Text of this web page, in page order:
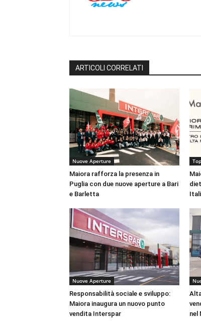
ARTICOLI CORRELATI
Nuove Aperture
Maiora rafforza la presenza in
Puglia con due nuove aperture a Bari
e Barletta
Nuove Aperture
Responsabilità sociale e sviluppo:
Maiora inaugura un nuovo punto
vendita Interspar
nel